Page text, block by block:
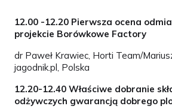
12.00 -12.20 Pierwsza ocena
projekcie Borówkowe Factory
dr Paweł Krawiec, Horti Team/
jagodnik.pl, Polska
12.20-12.40 Właściwe dobranie
odżywczych gwarancją dobrego